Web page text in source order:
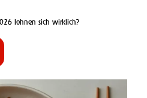
lohnen sich wirklich?